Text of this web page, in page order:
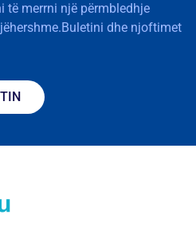
merrni një përmbledhje
dhe njoftimet